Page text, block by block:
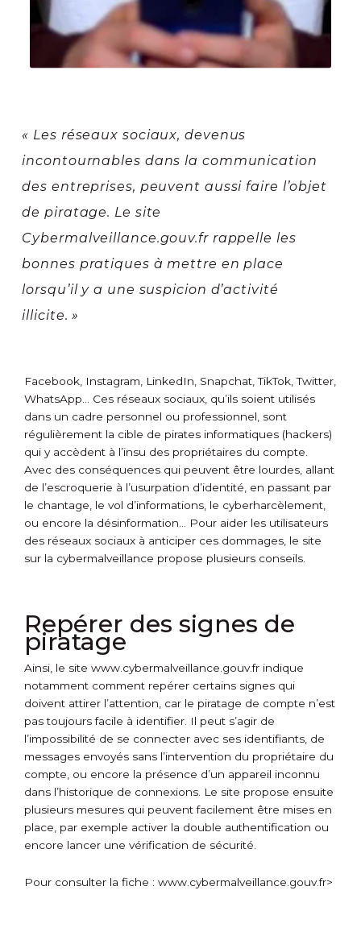
« Les réseaux sociaux, devenus
incontournables dans la communication
des entreprises, peuvent aussi faire l’objet
de piratage. Le site
Cybermalveillance.gouv.fr rappelle les
bonnes pratiques à mettre en place
lorsqu’il y a une suspicion d’activité
illicite. »
Facebook, Instagram, LinkedIn, Snapchat, TikTok, Twitter,
WhatsApp… Ces réseaux sociaux, qu’ils soient utilisés
dans un cadre personnel ou professionnel, sont
régulièrement la cible de pirates informatiques (hackers)
qui y accèdent à l’insu des propriétaires du compte.
Avec des conséquences qui peuvent être lourdes, allant
de l’escroquerie à l’usurpation d’identité, en passant par
le chantage, le vol d’informations, le cyberharcèlement,
ou encore la désinformation… Pour aider les utilisateurs
des réseaux sociaux à anticiper ces dommages, le site
sur la cybermalveillance propose plusieurs conseils.
Repérer des signes de
piratage
Ainsi, le site www.cybermalveillance.gouv.fr indique
notamment comment repérer certains signes qui
doivent attirer l’attention, car le piratage de compte n’est
pas toujours facile à identifier. Il peut s’agir de
l’impossibilité de se connecter avec ses identifiants, de
messages envoyés sans l’intervention du propriétaire du
compte, ou encore la présence d’un appareil inconnu
dans l’historique de connexions. Le site propose ensuite
plusieurs mesures qui peuvent facilement être mises en
place, par exemple activer la double authentification ou
encore lancer une vérification de sécurité.
Pour consulter la fiche : www.cybermalveillance.gouv.fr>